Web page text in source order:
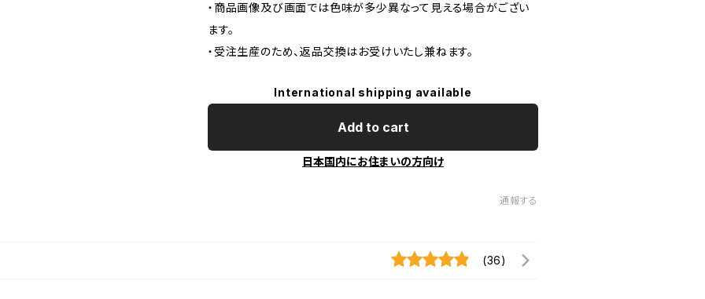
・商品画像及び画面では色味が多少異なって見える場合がござい
ます。
・受注生産のため、返品交換はお受けいたし兼ねます。
International shipping available
Add to cart
日本国内にお住まいの方向け
通報する
(36)